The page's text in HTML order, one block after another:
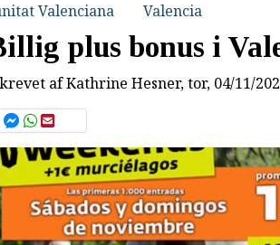
Valenciana Valencia
plus bonus i
afKathrine Hesner, tor, 04/11/